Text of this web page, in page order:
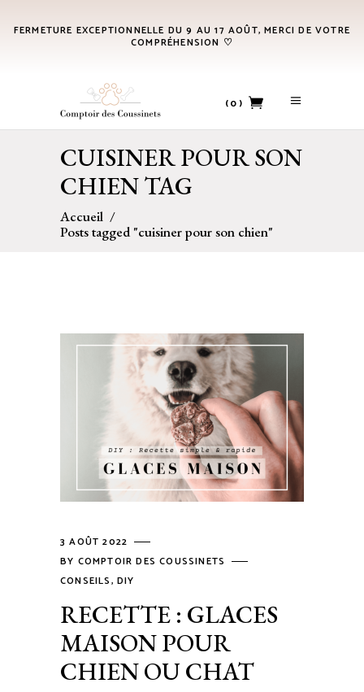
FERMETURE EXCEPTIONNELLE DU 9 AU 17 AOÛT, MERCI DE VOTRE
COMPRÉHENSION ♡
(0)
No products in the cart.
CUISINER POUR SON
CHIEN TAG
Accueil /
Posts tagged "cuisiner pour son chien"
3 AOÛT 2022
BY COMPTOIR DES COUSSINETS
CONSEILS,DIY
RECETTE : GLACES
MAISON POUR
CHIEN OU CHAT